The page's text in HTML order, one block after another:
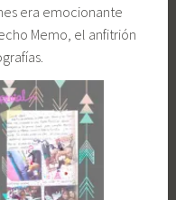
era emocionante
Memo, el anfitrión